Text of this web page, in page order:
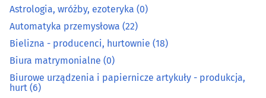
Galwanizacja(3)
Gaz - dystrybucja, napełnianie (6)
Grawerstwo(9)
Astrologia, wróżby, ezoteryka (0)
Automatyka przemysłowa (22)
Bielizna - producenci, hurtownie (18)
Biura matrymonialne (0)
Biurowe urządzenia i papiernicze artykuły - produkcja,
hurt (6)